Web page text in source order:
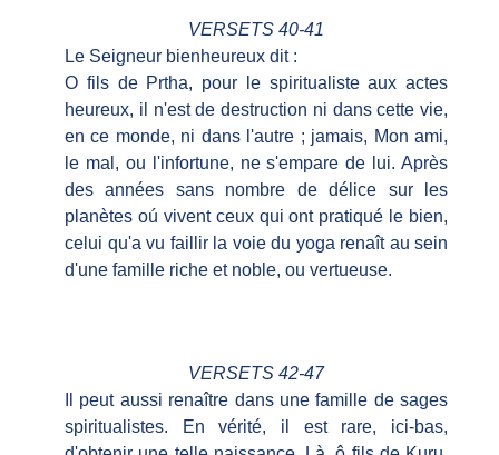
VERSETS 40-41
Le Seigneur bienheureux dit :
O fils de Prtha, pour le spiritualiste aux actes
heureux, il n'est de destruction ni dans cette vie,
en ce monde, ni dans l'autre ; jamais, Mon ami,
le mal, ou l'infortune, ne s'empare de lui. Après
des années sans nombre de délice sur les
planètes oú vivent ceux qui ont pratiqué le bien,
celui qu'a vu faillir la voie du yoga renaît au sein
d'une famille riche et noble, ou vertueuse.
VERSETS 42-47
Il peut aussi renaître dans une famille de sages
spiritualistes. En vérité, il est rare, ici-bas,